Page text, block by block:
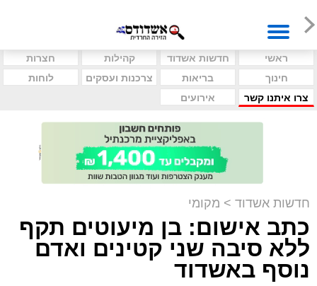
ראשי חדשות אשדוד קהילות
חצרות
חינוך
בריאות צרכנות ועסקים
לוחות
צרו איתנו קשר
אירועים
חדשות אשדוד > מקומי
כתב אישום: בן מיעוטים תקף
ללא סיבה שני קטינים ואדם
נוסף באשדוד